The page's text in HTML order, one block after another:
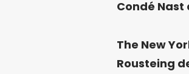
Condé
The New
Rousteing